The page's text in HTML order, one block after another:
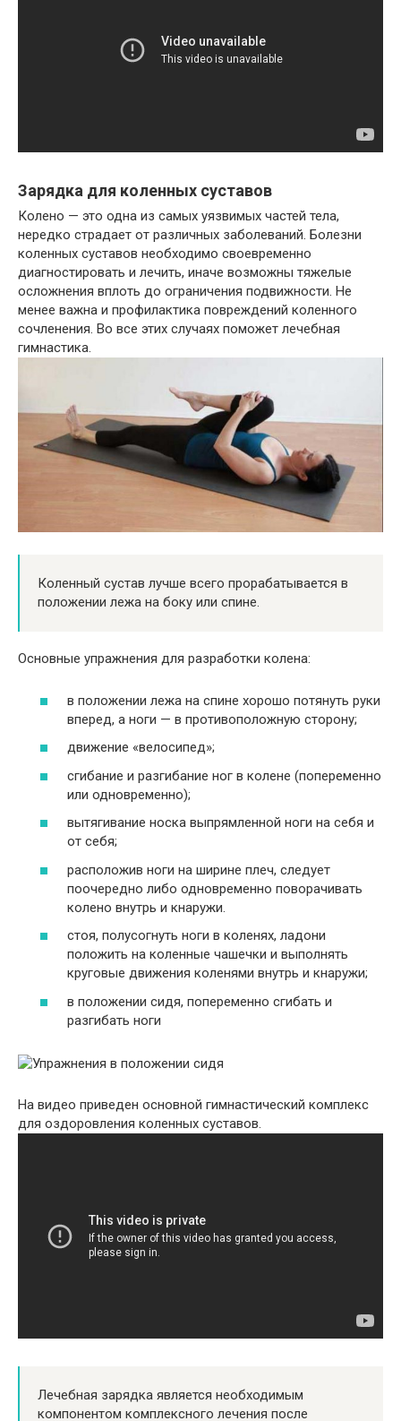
Зарядка для коленных суставов
Колено — это одна из самых уязвимых частей тела,
нередко страдает от различных заболеваний. Болезни
коленных суставов необходимо своевременно
диагностировать и лечить, иначе возможны тяжелые
осложнения вплоть до ограничения подвижности. Не
менее важна и профилактика повреждений коленного
сочленения. Во все этих случаях поможет лечебная
гимнастика.
Коленный сустав лучше всего прорабатывается в
положении лежа на боку или спине.
Основные упражнения для разработки колена:
в положении лежа на спине хорошо потянуть руки
вперед, а ноги — в противоположную сторону;
движение «велосипед»;
сгибание и разгибание ног в колене (попеременно
или одновременно);
вытягивание носка выпрямленной ноги на себя и
от себя;
расположив ноги на ширине плеч, следует
поочередно либо одновременно поворачивать
колено внутрь и кнаружи.
стоя, полусогнуть ноги в коленях, ладони
положить на коленные чашечки и выполнять
круговые движения коленями внутрь и кнаружи;
в положении сидя, попеременно сгибать и
разгибать ноги
На видео приведен основной гимнастический комплекс
для оздоровления коленных суставов.
Лечебная зарядка является необходимым
компонентом комплексного лечения после